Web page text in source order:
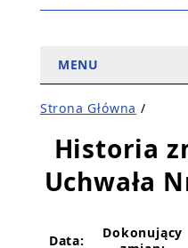
MENU
Strona Główna /
Historia
Uchwała
Data:
Dokonujący